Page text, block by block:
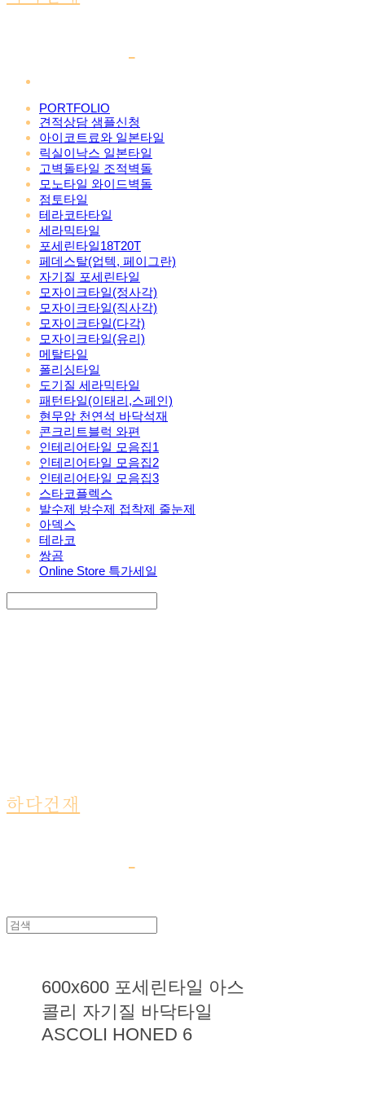
PORTFOLIO
견적상담 샘플신청
아이코트료와 일본타일
릭실이낙스 일본타일
고벽돌타일 조적벽돌
모노타일 와이드벽돌
점토타일
테라코타타일
세라믹타일
포세린타일18T20T
페데스탈(업텍, 페이그란)
자기질 포세린타일
모자이크타일(정사각)
모자이크타일(직사각)
모자이크타일(다각)
모자이크타일(유리)
메탈타일
폴리싱타일
도기질 세라믹타일
패턴타일(이태리,스페인)
현무암 천연석 바닥석재
콘크리트블럭 와편
인테리어타일 모음집1
인테리어타일 모음집2
인테리어타일 모음집3
스타코플렉스
발수제 방수제 접착제 줄눈제
아덱스
테라코
쌍곰
Online Store 특가세일
하다건재
600x600 포세린타일 아스
콜리 자기질 바닥타일
ASCOLI HONED 6